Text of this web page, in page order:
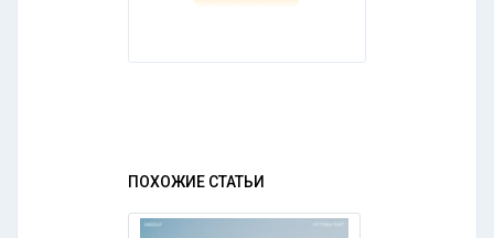
ПОХОЖИЕ СТАТЬИ